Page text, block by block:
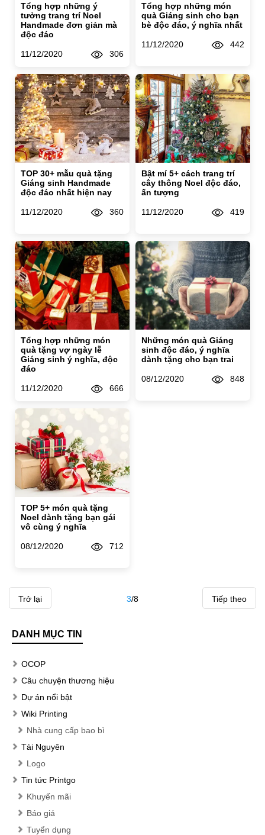
Tổng hợp những ý
tưởng trang trí Noel
Handmade đơn giản mà
độc đáo
11/12/2020 306
Tổng hợp những món
quà Giáng sinh cho bạn
bè độc đáo, ý nghĩa nhất
11/12/2020 442
TOP 30+ mẫu quà tặng
Giáng sinh Handmade
độc đáo nhất hiện nay
11/12/2020 360
Bật mí 5+ cách trang trí
cây thông Noel độc đáo,
ấn tượng
11/12/2020 419
Tổng hợp những món
quà tặng vợ ngày lễ
Giáng sinh ý nghĩa, độc
đáo
11/12/2020 666
Những món quà Giáng
sinh độc đáo, ý nghĩa
dành tặng cho bạn trai
08/12/2020 848
TOP 5+ món quà tặng
Noel dành tặng bạn gái
vô cùng ý nghĩa
08/12/2020 712
Trở lại 3/8 Tiếp theo
DANH MỤC TIN
OCOP
Câu chuyện thương hiệu
Dự án nổi bật
Wiki Printing
Nhà cung cấp bao bì
Tài Nguyên
Logo
Tin tức Printgo
Khuyến mãi
Báo giá
Tuyển dụng